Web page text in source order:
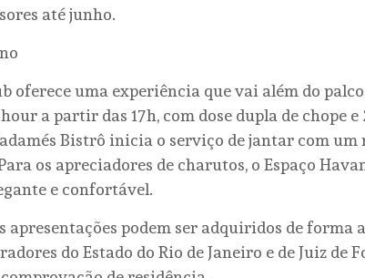
até junho.
oferece uma experiência que vai além do
a partir das 17h, com dose dupla de chope e
Bistrô inicia o serviço de jantar com um
os apreciadores de charutos, o Espaço
e confortável.
apresentações podem ser adquiridos de forma
do Estado do Rio de Janeiro e de Juiz de